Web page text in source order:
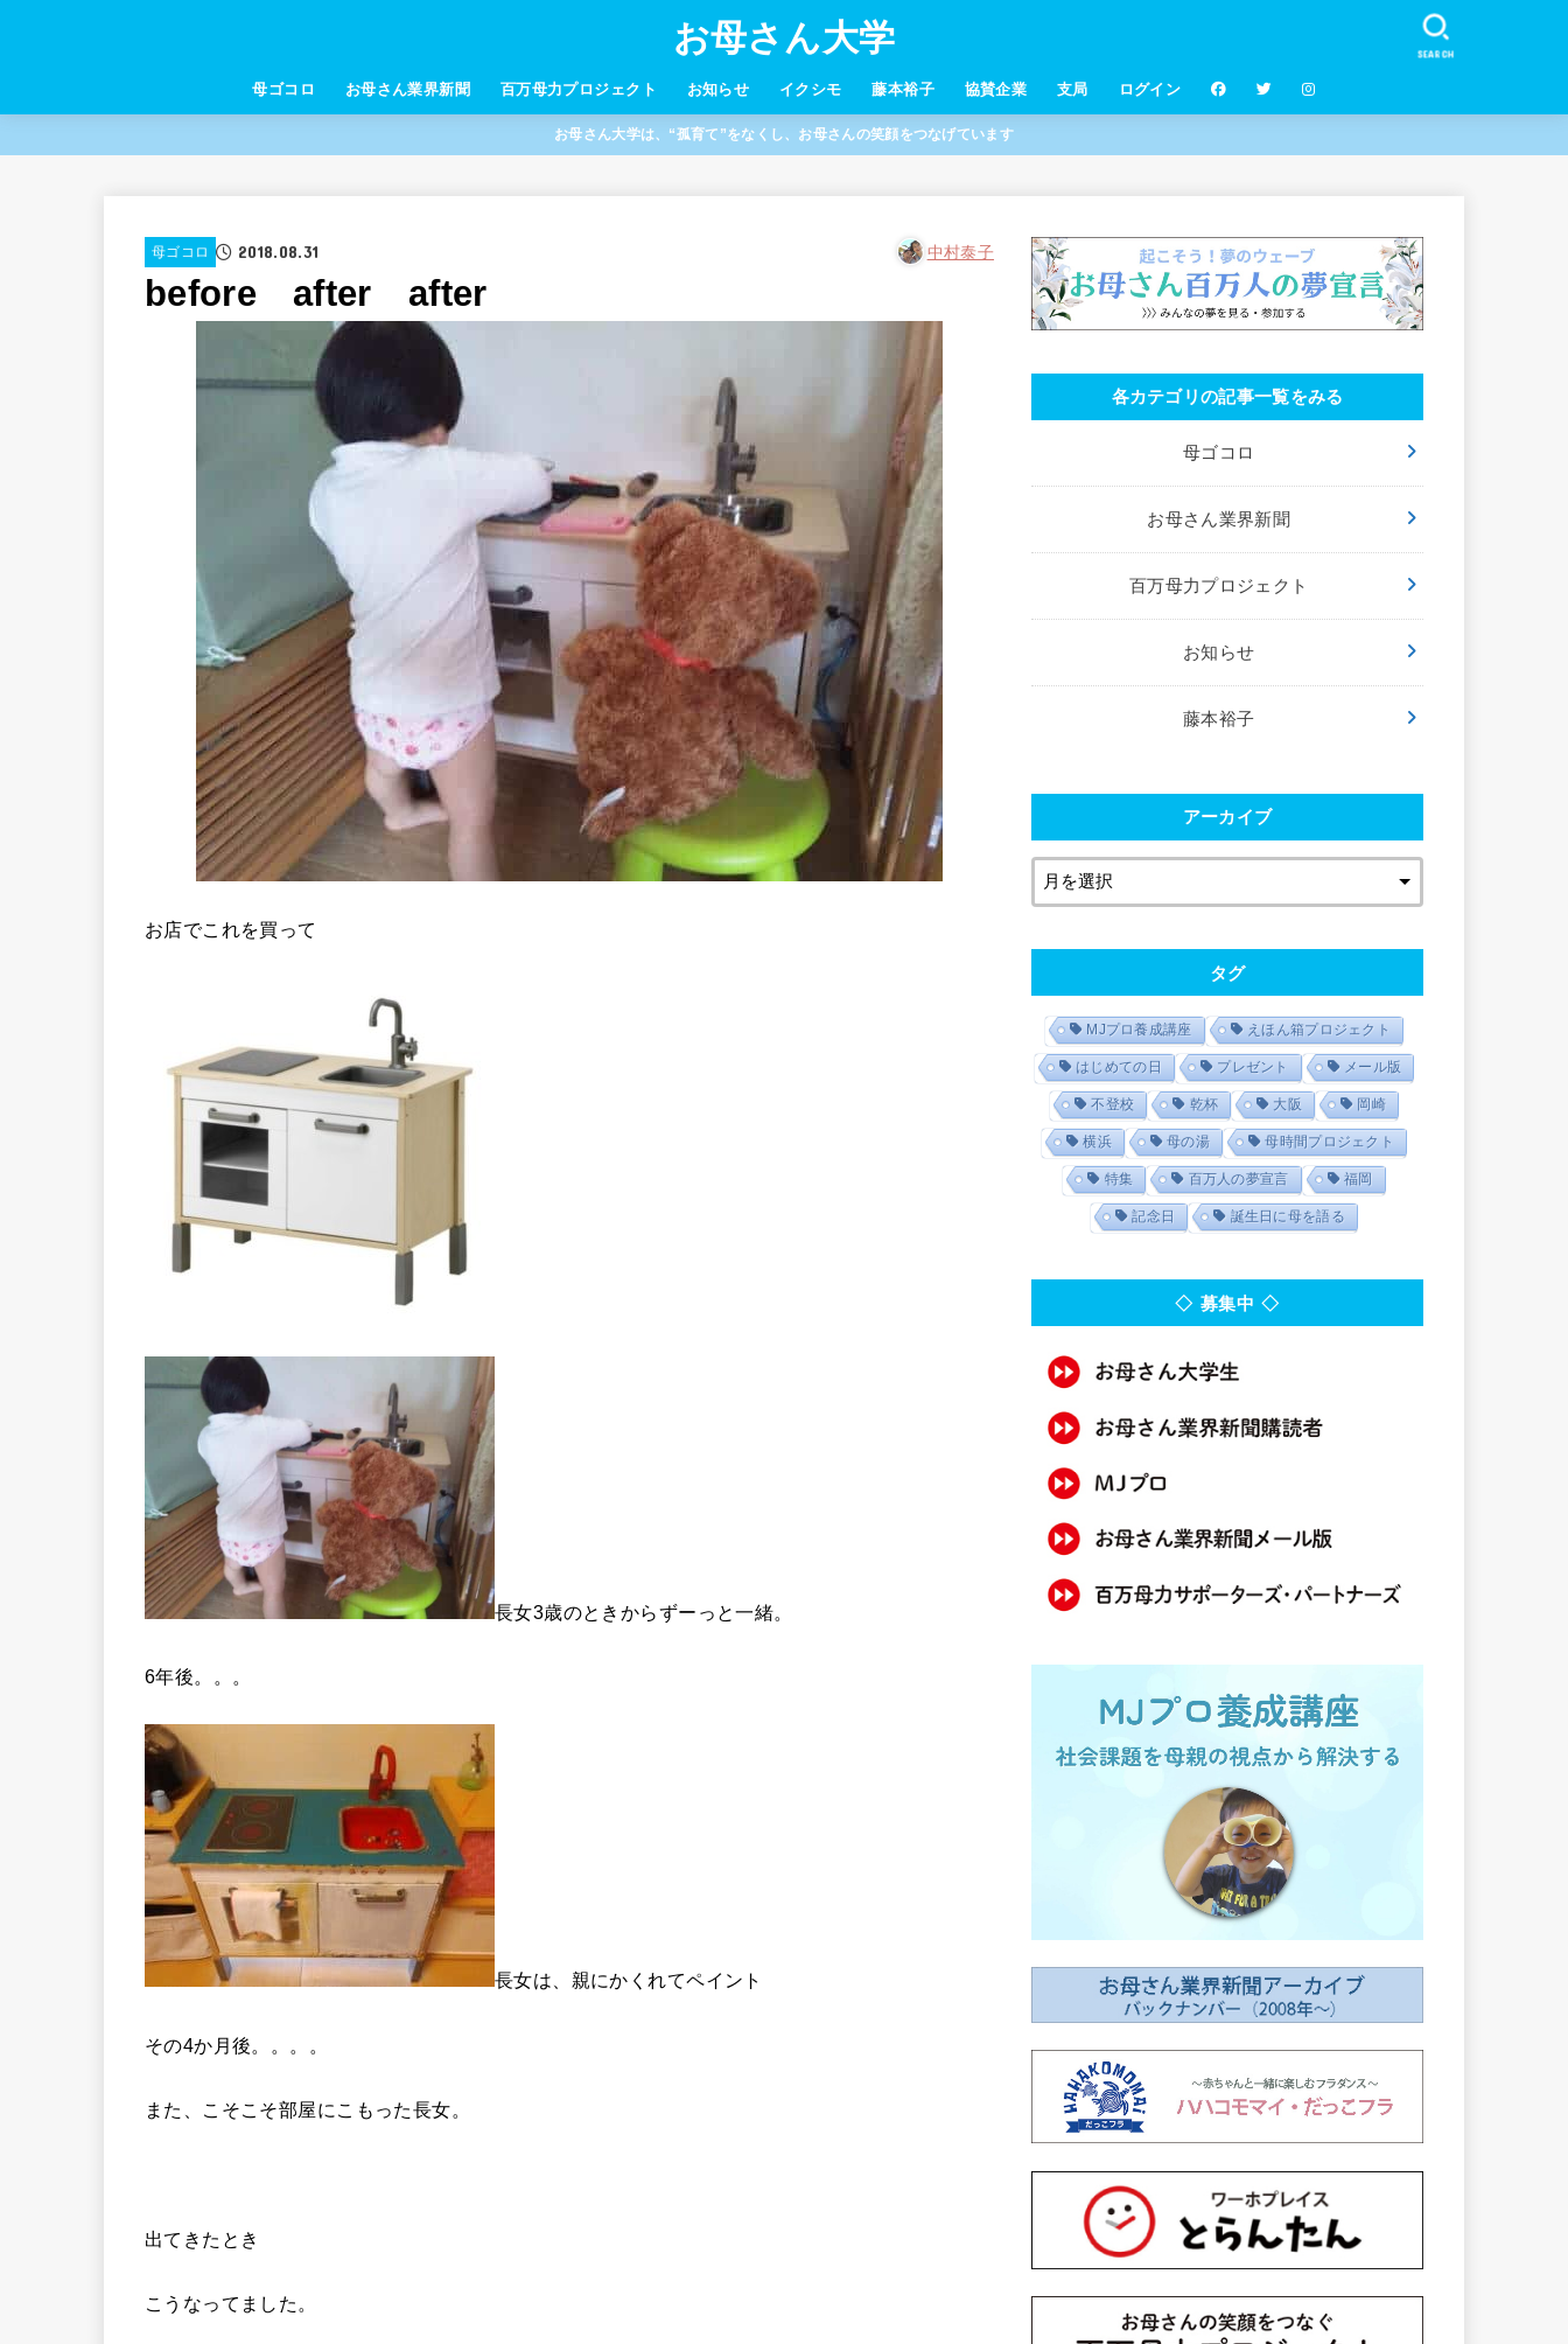
お母さん大学
母ゴコロ お母さん業界新聞 百万母力プロジェクト お知らせ イクシモ 藤本裕子 協賛企業 支局 ログイン
SEARCH
お母さん大学は、“孤育て”をなくし、お母さんの笑顔をつなげています
母ゴコロ 2018.08.31 中村泰子
before after after
お店でこれを買って
長女3歳のときからずーっと一緒。
6年後。。。
長女は、親にかくれてペイント
その4か月後。。。。
また、こそこそ部屋にこもった長女。
出てきたとき
こうなってました。
各カテゴリの記事一覧をみる
母ゴコロ
お母さん業界新聞
百万母力プロジェクト
お知らせ
藤本裕子
アーカイブ
タグ
MJプロ養成講座 えほん箱プロジェクト
はじめての日 プレゼント メール版
不登校 乾杯 大阪 岡崎
横浜 母の湯 母時間プロジェクト
特集 百万人の夢宣言 福岡
記念日 誕生日に母を語る
◇ 募集中 ◇